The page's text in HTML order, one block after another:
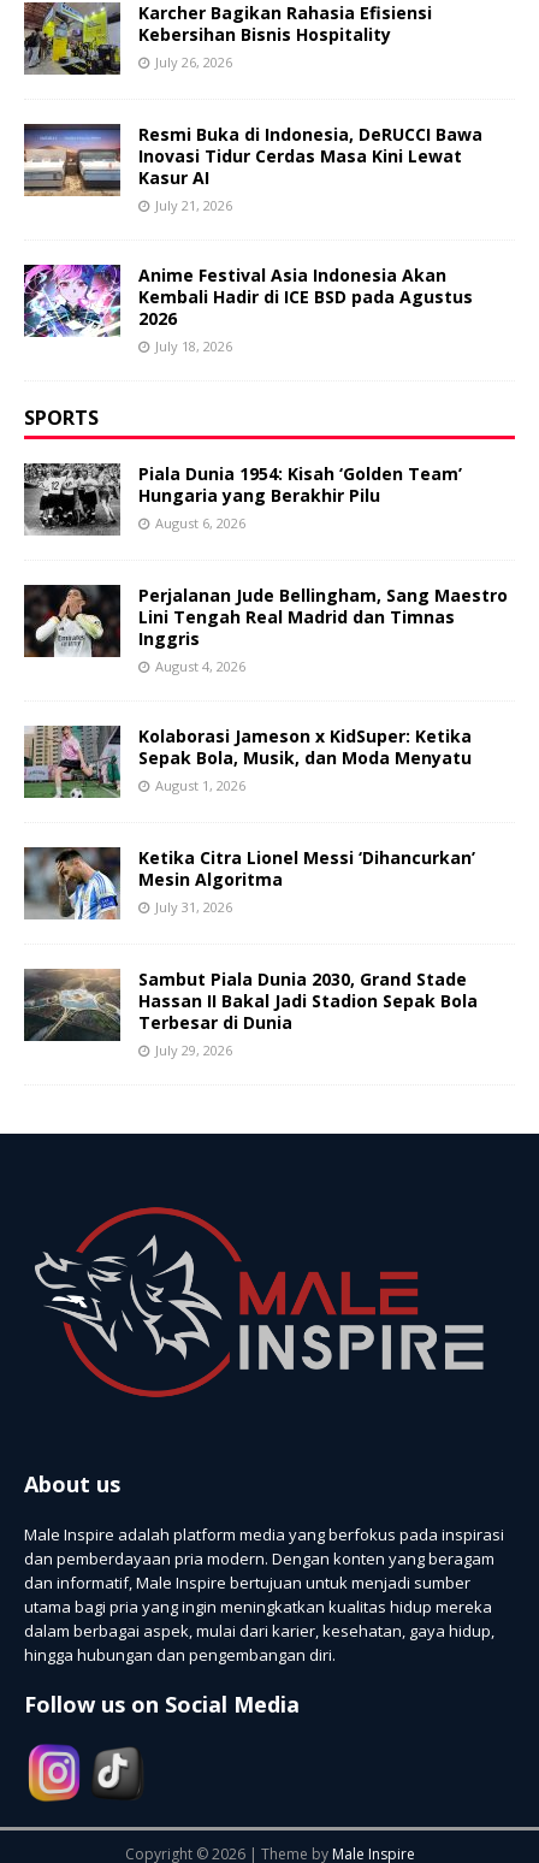
Karcher Bagikan Rahasia Efisiensi
Kebersihan Bisnis Hospitality
July 26, 2026
Resmi Buka di Indonesia, DeRUCCI Bawa
Inovasi Tidur Cerdas Masa Kini Lewat
Kasur AI
July 21, 2026
Anime Festival Asia Indonesia Akan
Kembali Hadir di ICE BSD pada Agustus
2026
July 18, 2026
SPORTS
Piala Dunia 1954: Kisah ‘Golden Team’
Hungaria yang Berakhir Pilu
August 6, 2026
Perjalanan Jude Bellingham, Sang Maestro
Lini Tengah Real Madrid dan Timnas
Inggris
August 4, 2026
Kolaborasi Jameson x KidSuper: Ketika
Sepak Bola, Musik, dan Moda Menyatu
August 1, 2026
Ketika Citra Lionel Messi ‘Dihancurkan’
Mesin Algoritma
July 31, 2026
Sambut Piala Dunia 2030, Grand Stade
Hassan II Bakal Jadi Stadion Sepak Bola
Terbesar di Dunia
July 29, 2026
About us
Male Inspire adalah platform media yang berfokus pada inspirasi
dan pemberdayaan pria modern. Dengan konten yang beragam
dan informatif, Male Inspire bertujuan untuk menjadi sumber
utama bagi pria yang ingin meningkatkan kualitas hidup mereka
dalam berbagai aspek, mulai dari karier, kesehatan, gaya hidup,
hingga hubungan dan pengembangan diri.
Follow us on Social Media
Copyright © 2026 | Theme by Male Inspire